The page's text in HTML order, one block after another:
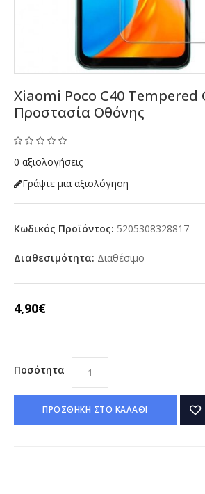
Xiaomi Poco C40 Tempered
Προστασία Οθόνης
0 αξιολογήσεις
Γράψτε μια αξιολόγηση
Κωδικός Προϊόντος: 5205308328817
Διαθεσιμότητα: Διαθέσιμο
4,90€
Ποσότητα
ΠΡΟΣΘΗΚΗ ΣΤΟ ΚΑΛΑΘΙ